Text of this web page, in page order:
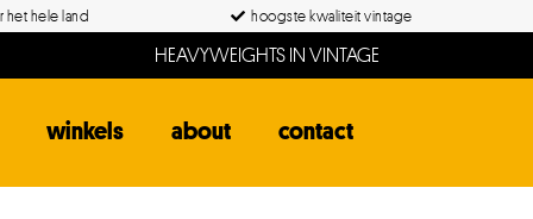
het hele land hoogste kwaliteit vintage
HEAVYWEIGHTS IN VINTAGE
winkels about contact